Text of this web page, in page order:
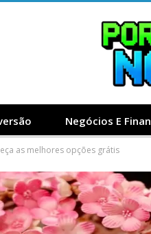
Negócios E
as melhores opções grátis